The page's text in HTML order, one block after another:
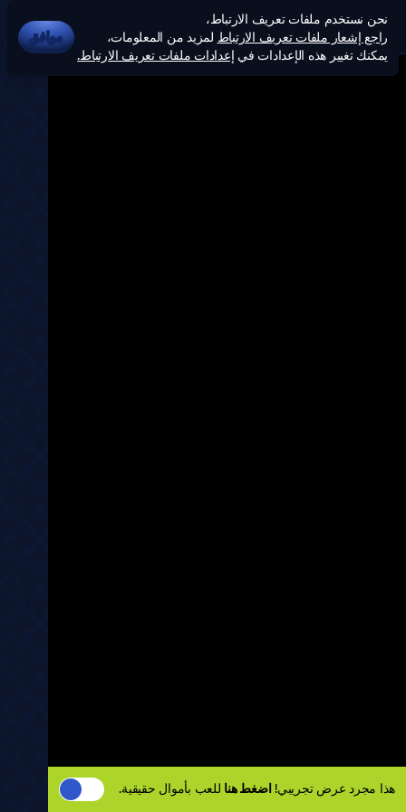
هذا مجرد عرض تجريبي! اضغط هنا للعب بأموال حقيقية.
نحن نستخدم ملفات تعريف الارتباط،
راجع إشعار ملفات تعريف الارتباط لمزيد من المعلومات،
يمكنك تغيير هذه الإعدادات في إعدادات ملفات تعريف الارتباط.
موافق